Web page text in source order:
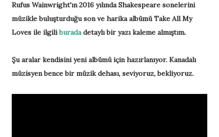
Rufus Wainwright'ın 2016 yılında Shakespeare sonelerini
müzikle buluşturduğu son ve harika albümü Take All My
Loves ile ilgiliburadadetaylı bir yazı kaleme almıştım.
Şu aralar kendisini yeni albümü için hazırlanıyor. Kanadalı
müzisyen bence bir müzik dehası, seviyoruz, bekliyoruz.